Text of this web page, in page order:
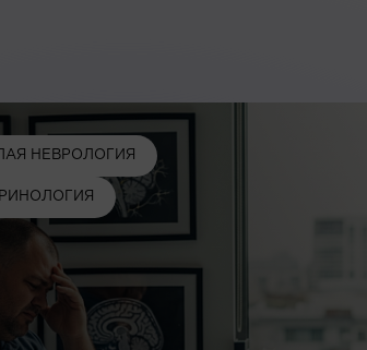
НЕВРОЛОГИЯ